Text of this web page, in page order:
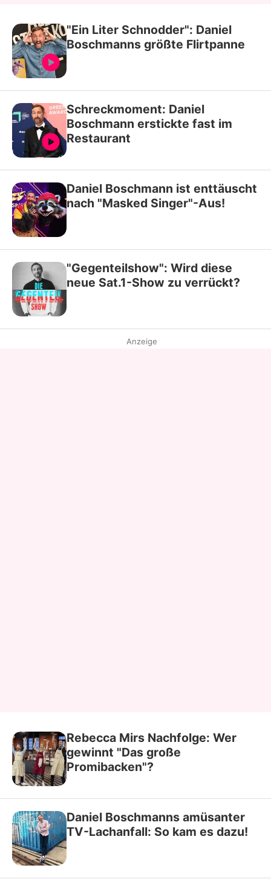
"Ein Liter Schnodder": Daniel
Boschmanns größte Flirtpanne
Schreckmoment: Daniel
Boschmann erstickte fast im
Restaurant
Daniel Boschmann ist enttäuscht
nach "Masked Singer"-Aus!
"Gegenteilshow": Wird diese
neue Sat.1-Show zu verrückt?
Anzeige
Rebecca Mirs Nachfolge: Wer
gewinnt "Das große
Promibacken"?
Daniel Boschmanns amüsanter
TV-Lachanfall: So kam es dazu!